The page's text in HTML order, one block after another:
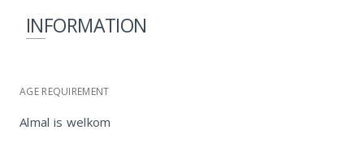
INFORMATION
AGE REQUIREMENT
Almal is welkom